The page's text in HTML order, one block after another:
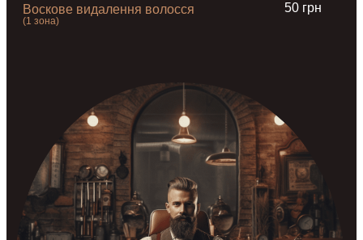
Воскове видалення волосся
(1 зона)
50 грн